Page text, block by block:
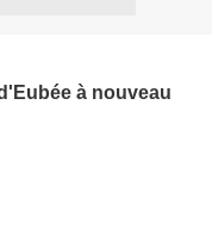
à nouveau